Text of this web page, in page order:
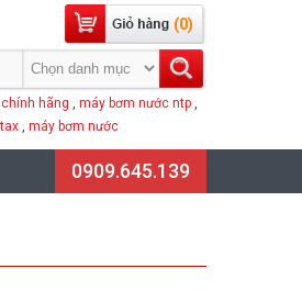
(0)
hãng , máy bơm nước ntp ,
, máy bơm nước
0909.645.139